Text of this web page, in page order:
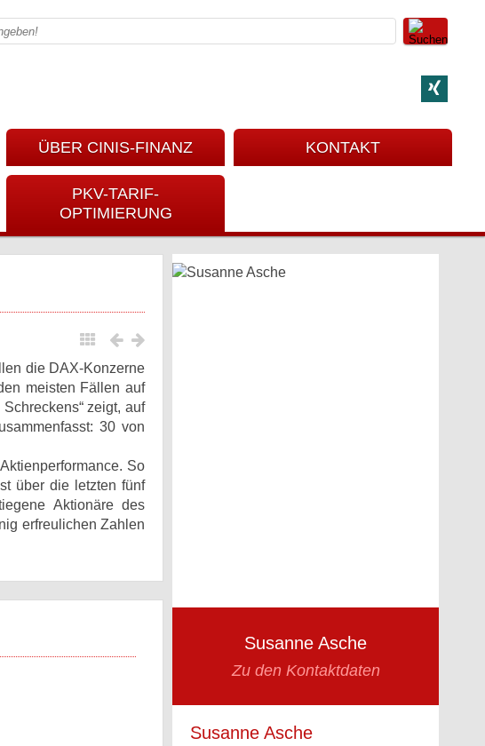
ÜBER CINIS-FINANZ KONTAKT
PKV-TARIF-
OPTIMIERUNG
Susanne Asche
Zu den Kontaktdaten
Susanne Asche
die DAX-Konzerne
meisten Fällen auf
zeigt, auf
30 von
So
über die letzten fünf
Aktionäre des
erfreulichen Zahlen